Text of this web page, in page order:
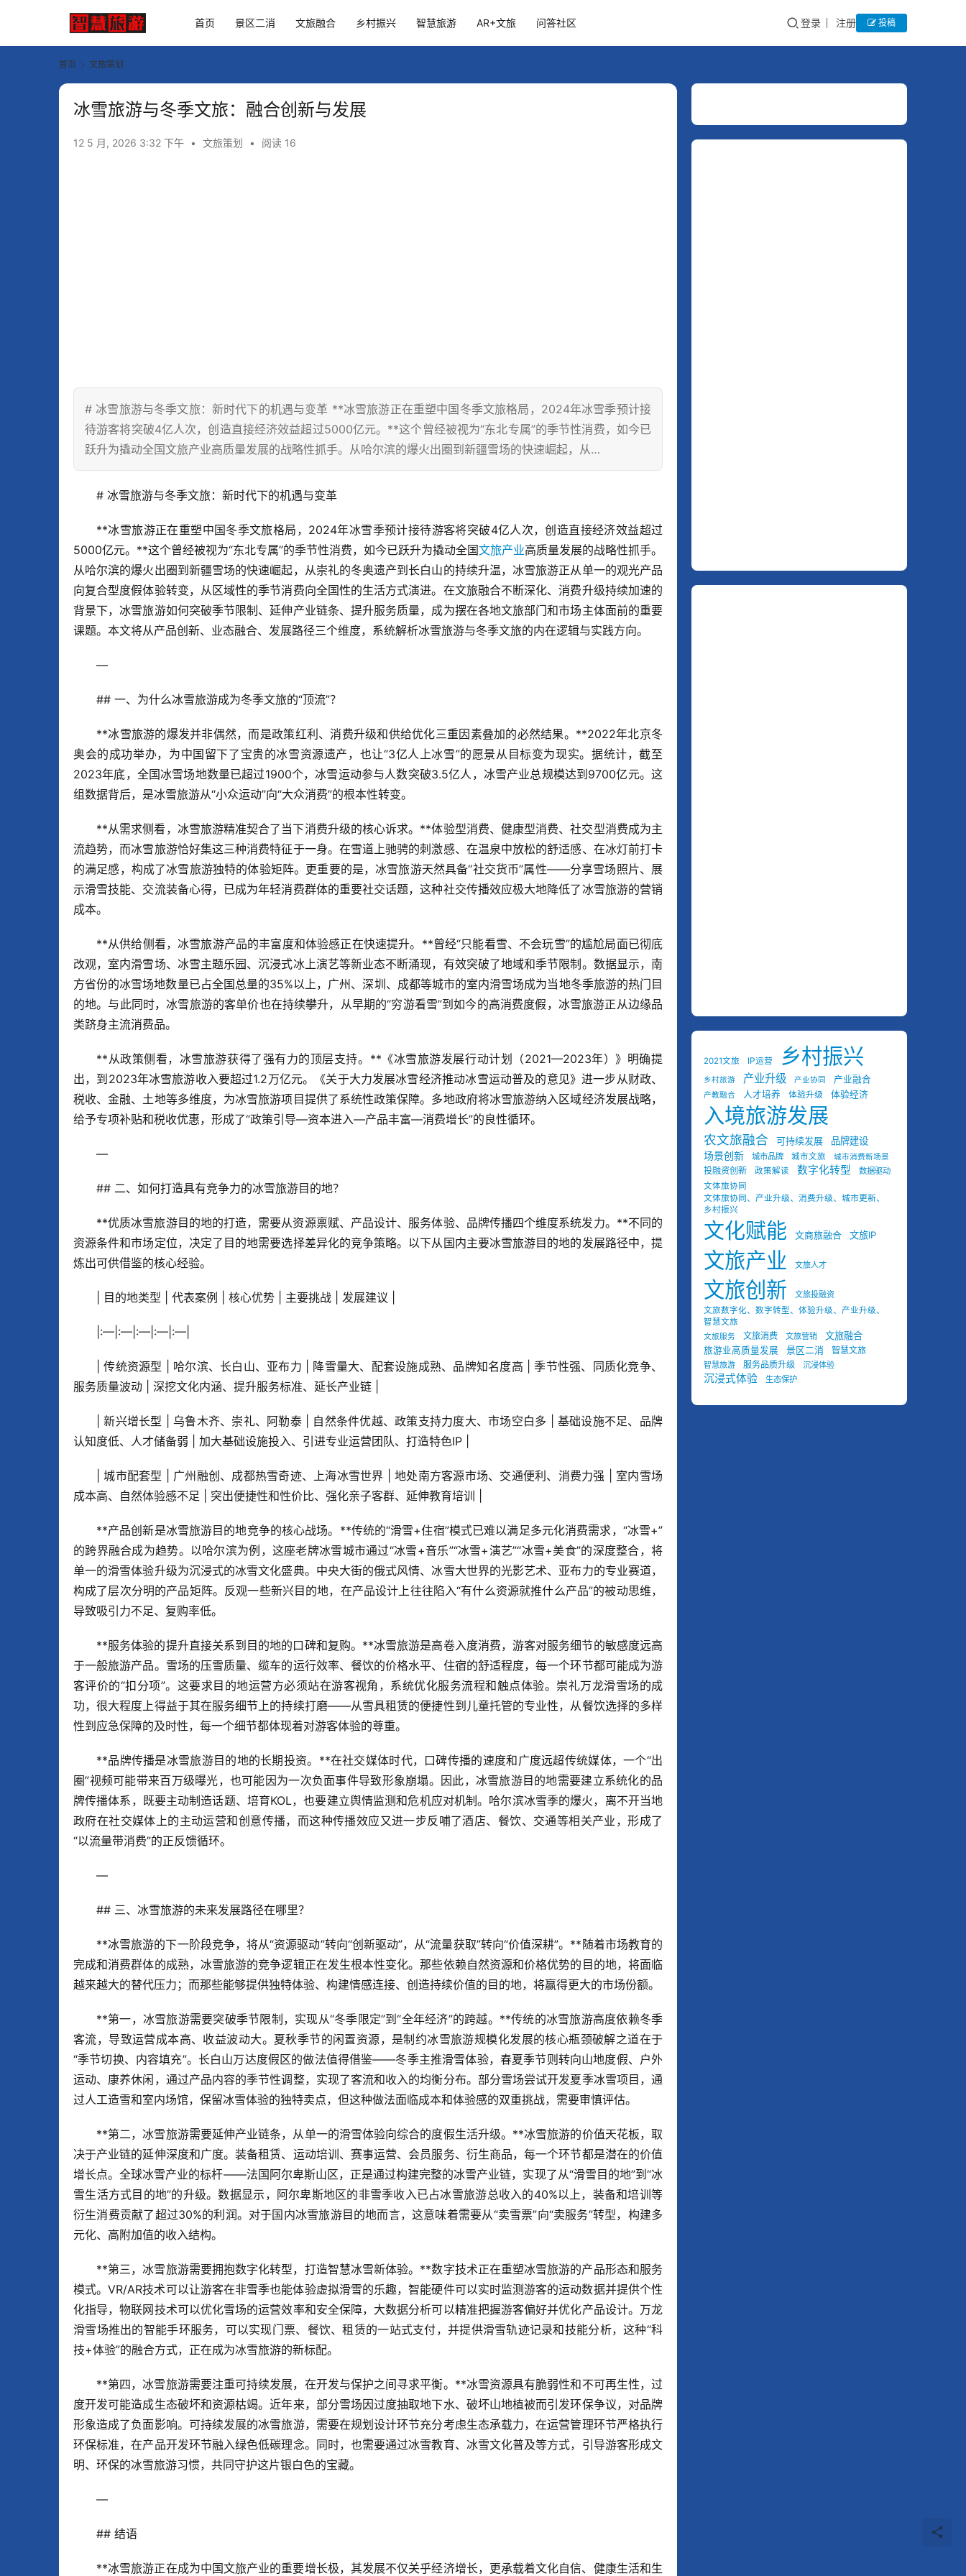
首页 景区二消 文旅融合 乡村振兴 智慧旅游 AR+文旅 问答社区 登录 注册 投稿
首页 文旅策划
冰雪旅游与冬季文旅：融合创新与发展
12 5 月, 2026 3:32 下午 • 文旅策划 • 阅读 16
# 冰雪旅游与冬季文旅：新时代下的机遇与变革 **冰雪旅游正在重塑中国冬季文旅格局，2024年冰雪季预计接
待游客将突破4亿人次，创造直接经济效益超过5000亿元。**这个曾经被视为“东北专属”的季节性消费，如今已
跃升为撬动全国文旅产业高质量发展的战略性抓手。从哈尔滨的爆火出圈到新疆雪场的快速崛起，从…
# 冰雪旅游与冬季文旅：新时代下的机遇与变革
**冰雪旅游正在重塑中国冬季文旅格局，2024年冰雪季预计接待游客将突破4亿人次，创造直接经济效益超过
5000亿元。**这个曾经被视为“东北专属”的季节性消费，如今已跃升为撬动全国文旅产业高质量发展的战略性抓手。
从哈尔滨的爆火出圈到新疆雪场的快速崛起，从崇礼的冬奥遗产到长白山的持续升温，冰雪旅游正从单一的观光产品
向复合型度假体验转变，从区域性的季节消费向全国性的生活方式演进。在文旅融合不断深化、消费升级持续加速的
背景下，冰雪旅游如何突破季节限制、延伸产业链条、提升服务质量，成为摆在各地文旅部门和市场主体面前的重要
课题。本文将从产品创新、业态融合、发展路径三个维度，系统解析冰雪旅游与冬季文旅的内在逻辑与实践方向。
—
## 一、为什么冰雪旅游成为冬季文旅的“顶流”？
**冰雪旅游的爆发并非偶然，而是政策红利、消费升级和供给优化三重因素叠加的必然结果。**2022年北京冬
奥会的成功举办，为中国留下了宝贵的冰雪资源遗产，也让“3亿人上冰雪”的愿景从目标变为现实。据统计，截至
2023年底，全国冰雪场地数量已超过1900个，冰雪运动参与人数突破3.5亿人，冰雪产业总规模达到9700亿元。这
组数据背后，是冰雪旅游从“小众运动”向“大众消费”的根本性转变。
**从需求侧看，冰雪旅游精准契合了当下消费升级的核心诉求。**体验型消费、健康型消费、社交型消费成为主
流趋势，而冰雪旅游恰好集这三种消费特征于一身。在雪道上驰骋的刺激感、在温泉中放松的舒适感、在冰灯前打卡
的满足感，构成了冰雪旅游独特的体验矩阵。更重要的是，冰雪旅游天然具备“社交货币”属性——分享雪场照片、展
示滑雪技能、交流装备心得，已成为年轻消费群体的重要社交话题，这种社交传播效应极大地降低了冰雪旅游的营销
成本。
**从供给侧看，冰雪旅游产品的丰富度和体验感正在快速提升。**曾经“只能看雪、不会玩雪”的尴尬局面已彻底
改观，室内滑雪场、冰雪主题乐园、沉浸式冰上演艺等新业态不断涌现，有效突破了地域和季节限制。数据显示，南
方省份的冰雪场地数量已占全国总量的35%以上，广州、深圳、成都等城市的室内滑雪场成为当地冬季旅游的热门目
的地。与此同时，冰雪旅游的客单价也在持续攀升，从早期的“穷游看雪”到如今的高消费度假，冰雪旅游正从边缘品
类跻身主流消费品。
**从政策侧看，冰雪旅游获得了强有力的顶层支持。**《冰雪旅游发展行动计划（2021—2023年）》明确提
出，到2023年冰雪旅游收入要超过1.2万亿元。《关于大力发展冰雪经济推动冰雪运动普及的意见》进一步从财政、
税收、金融、土地等多维度，为冰雪旅游项目提供了系统性政策保障。多地政府将冰雪旅游纳入区域经济发展战略，
给予专项补贴和税收优惠，形成了“政策引导—资本进入—产品丰富—消费增长”的良性循环。
—
## 二、如何打造具有竞争力的冰雪旅游目的地？
**优质冰雪旅游目的地的打造，需要从资源禀赋、产品设计、服务体验、品牌传播四个维度系统发力。**不同的
资源条件和市场定位，决定了目的地需要选择差异化的竞争策略。以下从国内主要冰雪旅游目的地的发展路径中，提
炼出可供借鉴的核心经验。
| 目的地类型 | 代表案例 | 核心优势 | 主要挑战 | 发展建议 |
|:—|:—|:—|:—|:—|
| 传统资源型 | 哈尔滨、长白山、亚布力 | 降雪量大、配套设施成熟、品牌知名度高 | 季节性强、同质化竞争、
服务质量波动 | 深挖文化内涵、提升服务标准、延长产业链 |
| 新兴增长型 | 乌鲁木齐、崇礼、阿勒泰 | 自然条件优越、政策支持力度大、市场空白多 | 基础设施不足、品牌
认知度低、人才储备弱 | 加大基础设施投入、引进专业运营团队、打造特色IP |
| 城市配套型 | 广州融创、成都热雪奇迹、上海冰雪世界 | 地处南方客源市场、交通便利、消费力强 | 室内雪场
成本高、自然体验感不足 | 突出便捷性和性价比、强化亲子客群、延伸教育培训 |
**产品创新是冰雪旅游目的地竞争的核心战场。**传统的“滑雪+住宿”模式已难以满足多元化消费需求，“冰雪+”
的跨界融合成为趋势。以哈尔滨为例，这座老牌冰雪城市通过“冰雪+音乐”“冰雪+演艺”“冰雪+美食”的深度整合，将
单一的滑雪体验升级为沉浸式的冰雪文化盛典。中央大街的俄式风情、冰雪大世界的光影艺术、亚布力的专业赛道，
构成了层次分明的产品矩阵。反观一些新兴目的地，在产品设计上往往陷入“有什么资源就推什么产品”的被动思维，
导致吸引力不足、复购率低。
**服务体验的提升直接关系到目的地的口碑和复购。**冰雪旅游是高卷入度消费，游客对服务细节的敏感度远高
于一般旅游产品。雪场的压雪质量、缆车的运行效率、餐饮的价格水平、住宿的舒适程度，每一个环节都可能成为游
客评价的“扣分项”。这要求目的地运营方必须站在游客视角，系统优化服务流程和触点体验。崇礼万龙滑雪场的成
功，很大程度上得益于其在服务细节上的持续打磨——从雪具租赁的便捷性到儿童托管的专业性，从餐饮选择的多样
性到应急保障的及时性，每一个细节都体现着对游客体验的尊重。
**品牌传播是冰雪旅游目的地的长期投资。**在社交媒体时代，口碑传播的速度和广度远超传统媒体，一个“出
圈”视频可能带来百万级曝光，也可能因为一次负面事件导致形象崩塌。因此，冰雪旅游目的地需要建立系统化的品
牌传播体系，既要主动制造话题、培育KOL，也要建立舆情监测和危机应对机制。哈尔滨冰雪季的爆火，离不开当地
政府在社交媒体上的主动运营和创意传播，而这种传播效应又进一步反哺了酒店、餐饮、交通等相关产业，形成了
“以流量带消费”的正反馈循环。
—
## 三、冰雪旅游的未来发展路径在哪里？
**冰雪旅游的下一阶段竞争，将从“资源驱动”转向“创新驱动”，从“流量获取”转向“价值深耕”。**随着市场教育的
完成和消费群体的成熟，冰雪旅游的竞争逻辑正在发生根本性变化。那些依赖自然资源和价格优势的目的地，将面临
越来越大的替代压力；而那些能够提供独特体验、构建情感连接、创造持续价值的目的地，将赢得更大的市场份额。
**第一，冰雪旅游需要突破季节限制，实现从“冬季限定”到“全年经济”的跨越。**传统的冰雪旅游高度依赖冬季
客流，导致运营成本高、收益波动大。夏秋季节的闲置资源，是制约冰雪旅游规模化发展的核心瓶颈破解之道在于
“季节切换、内容填充”。长白山万达度假区的做法值得借鉴——冬季主推滑雪体验，春夏季节则转向山地度假、户外
运动、康养休闲，通过产品内容的季节性调整，实现了客流和收入的均衡分布。部分雪场尝试开发夏季冰雪项目，通
过人工造雪和室内场馆，保留冰雪体验的独特卖点，但这种做法面临成本和体验感的双重挑战，需要审慎评估。
**第二，冰雪旅游需要延伸产业链条，从单一的滑雪体验向综合的度假生活升级。**冰雪旅游的价值天花板，取
决于产业链的延伸深度和广度。装备租赁、运动培训、赛事运营、会员服务、衍生商品，每一个环节都是潜在的价值
增长点。全球冰雪产业的标杆——法国阿尔卑斯山区，正是通过构建完整的冰雪产业链，实现了从“滑雪目的地”到“冰
雪生活方式目的地”的升级。数据显示，阿尔卑斯地区的非雪季收入已占冰雪旅游总收入的40%以上，装备和培训等
衍生消费贡献了超过30%的利润。对于国内冰雪旅游目的地而言，这意味着需要从“卖雪票”向“卖服务”转型，构建多
元化、高附加值的收入结构。
**第三，冰雪旅游需要拥抱数字化转型，打造智慧冰雪新体验。**数字技术正在重塑冰雪旅游的产品形态和服务
模式。VR/AR技术可以让游客在非雪季也能体验虚拟滑雪的乐趣，智能硬件可以实时监测游客的运动数据并提供个性
化指导，物联网技术可以优化雪场的运营效率和安全保障，大数据分析可以精准把握游客偏好并优化产品设计。万龙
滑雪场推出的智能手环服务，可以实现门票、餐饮、租赁的一站式支付，并提供滑雪轨迹记录和技能分析，这种“科
技+体验”的融合方式，正在成为冰雪旅游的新标配。
**第四，冰雪旅游需要注重可持续发展，在开发与保护之间寻求平衡。**冰雪资源具有脆弱性和不可再生性，过
度开发可能造成生态破坏和资源枯竭。近年来，部分雪场因过度抽取地下水、破坏山地植被而引发环保争议，对品牌
形象造成了负面影响。可持续发展的冰雪旅游，需要在规划设计环节充分考虑生态承载力，在运营管理环节严格执行
环保标准，在产品开发环节融入绿色低碳理念。同时，也需要通过冰雪教育、冰雪文化普及等方式，引导游客形成文
明、环保的冰雪旅游习惯，共同守护这片银白色的宝藏。
—
## 结语
**冰雪旅游正在成为中国文旅产业的重要增长极，其发展不仅关乎经济增长，更承载着文化自信、健康生活和生
2021文旅 IP运营 乡村振兴
乡村旅游 产业升级 产业协同 产业融合
产教融合 人才培养 体验升级 体验经济
入境旅游发展
农文旅融合 可持续发展 品牌建设
场景创新 城市品牌 城市文旅 城市消费新场景
投融资创新 政策解读 数字化转型
数据驱动
文体旅协同
文体旅协同、产业升级、消费升级、城市更新、
乡村振兴
文化赋能 文商旅融合 文旅IP
文旅产业 文旅人才
文旅创新
文旅投融资
文旅数字化、数字转型、体验升级、产业升级、
智慧文旅
文旅服务 文旅消费 文旅营销 文旅融合
旅游业高质量发展 景区二消 智慧文旅
智慧旅游 服务品质升级 沉浸体验
沉浸式体验 生态保护